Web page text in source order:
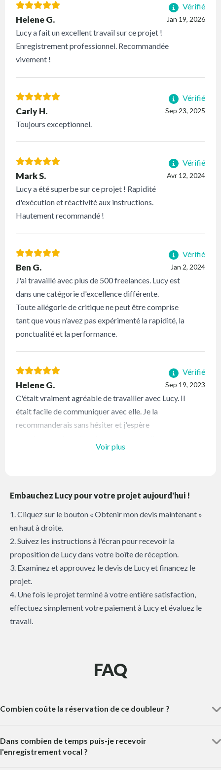
Vérifié
Jan 19, 2026
Helene G.
Lucy a fait un excellent travail sur ce projet !
Enregistrement professionnel. Recommandée
vivement !
Vérifié
Sep 23, 2025
Carly H.
Toujours exceptionnel.
Vérifié
Avr 12, 2024
Mark S.
Lucy a été superbe sur ce projet ! Rapidité
d'exécution et réactivité aux instructions.
Hautement recommandé !
Vérifié
Jan 2, 2024
Ben G.
J'ai travaillé avec plus de 500 freelances. Lucy est
dans une catégorie d'excellence différente.
Toute allégorie de critique ne peut être comprise
tant que vous n'avez pas expérimenté la rapidité, la
ponctualité et la performance.
Vérifié
Sep 19, 2023
Helene G.
C'était vraiment agréable de travailler avec Lucy. Il
était facile de communiquer avec elle. Je la
recommanderais sans hésiter et j'espère
Voir plus
Embauchez Lucy pour votre projet aujourd'hui !
1. Cliquez sur le bouton « Obtenir mon devis maintenant »
en haut à droite.
2. Suivez les instructions à l'écran pour recevoir la
proposition de Lucy dans votre boîte de réception.
3. Examinez et approuvez le devis de Lucy et financez le
projet.
4. Une fois le projet terminé à votre entière satisfaction,
effectuez simplement votre paiement à Lucy et évaluez le
travail.
FAQ
Combien coûte la réservation de ce doubleur ?
Dans combien de temps puis-je recevoir
l'enregistrement vocal ?